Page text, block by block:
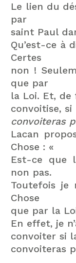
Le lien du
par
saint Paul
Qu’est-ce à
Certes
non !
que par
la Loi. Et, de
convoitise, si
convoiteras
Lacan
Chose : «
Est-ce que
non pas.
Toutefois je
Chose
que par la
En effet, je
convoiter si
convoiteras